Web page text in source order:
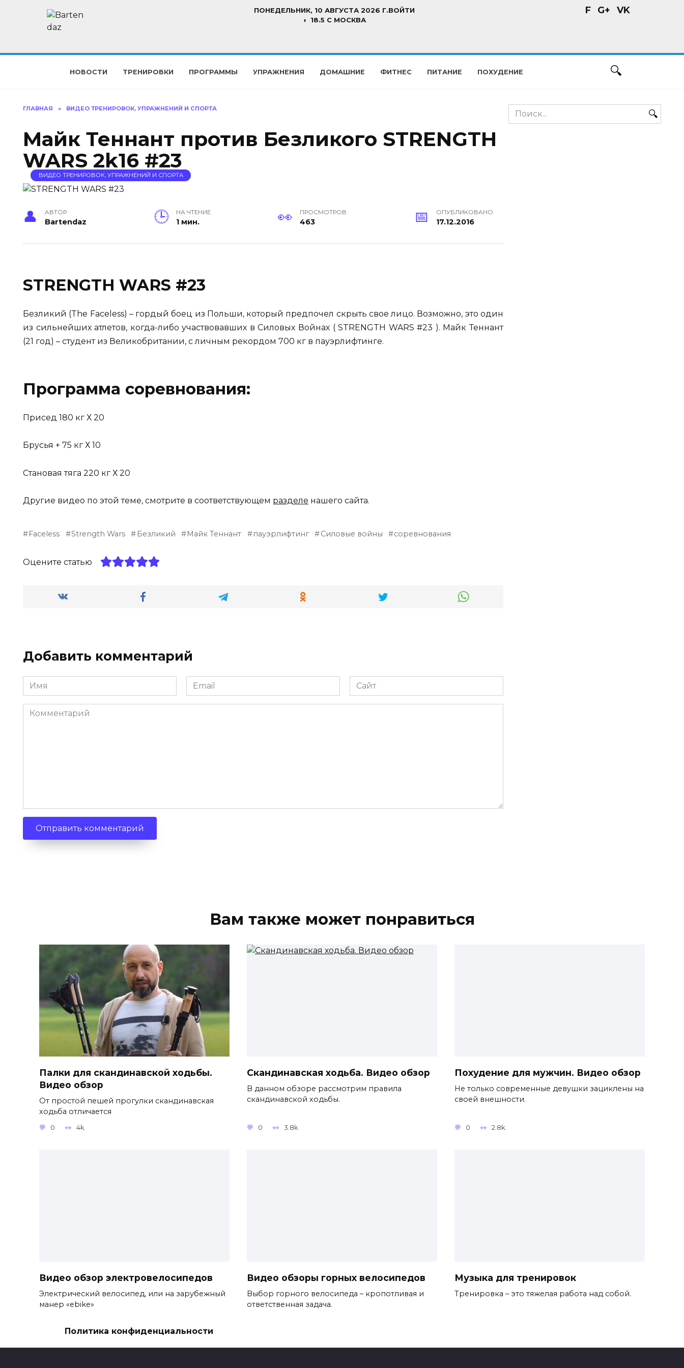
содержанию
ПОНЕДЕЛЬНИК, 10 АВГУСТА 2026 Г.ВОЙТИ
18.5 C МОСКВА
F G+ VK
НОВОСТИ ТРЕНИРОВКИ ПРОГРАММЫ УПРАЖНЕНИЯ ДОМАШНИЕ ФИТНЕС ПИТАНИЕ ПОХУДЕНИЕ
ГЛАВНАЯ » ВИДЕО ТРЕНИРОВОК, УПРАЖНЕНИЙ И СПОРТА
Майк Теннант против Безликого STRENGTH
WARS 2k16 #23
ВИДЕО ТРЕНИРОВОК, УПРАЖНЕНИЙ И СПОРТА
АВТОР
Bartendaz
НА ЧТЕНИЕ
1 мин.
ПРОСМОТРОВ
463
ОПУБЛИКОВАНО
17.12.2016
STRENGTH WARS #23
Безликий (The Faceless) – гордый боец из Польши, который предпочел скрыть свое лицо. Возможно, это один
из сильнейших атлетов, когда-либо участвовавших в Силовых Войнах ( STRENGTH WARS #23 ). Майк Теннант
(21 год) – студент из Великобритании, с личным рекордом 700 кг в пауэрлифтинге.
Программа соревнования:
Присед 180 кг Х 20
Брусья + 75 кг Х 10
Становая тяга 220 кг Х 20
Другие видео по этой теме, смотрите в соответствующем разделе нашего сайта.
Faceless Strength Wars Безликий Майк Теннант пауэрлифтинг Силовые войны соревнования
Оцените статью
Добавить комментарий
Имя Email Сайт
Комментарий
Search
for:
Вам также может понравиться
Палки для скандинавской ходьбы.
Видео обзор
От простой пешей прогулки скандинавская
ходьба отличается
0 4k.
Скандинавская ходьба. Видео обзор
В данном обзоре рассмотрим правила
скандинавской ходьбы.
0 3.8k.
Похудение для мужчин. Видео обзор
Не только современные девушки зациклены на
своей внешности.
0 2.8k.
Видео обзор электровелосипедов
Электрический велосипед, или на зарубежный
манер «ebike»
Видео обзоры горных велосипедов
Выбор горного велосипеда – кропотливая и
ответственная задача.
Музыка для тренировок
Тренировка – это тяжелая работа над собой.
Политика конфиденциальности